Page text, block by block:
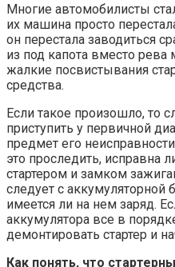
Многие автомобилисты
их машина просто
он перестала заводиться
из под капота вместо
жалкие посвистывания
средства.
Если такое произошло, то
приступить у первичной
предмет его
это проследить, исправна
стартером и замком
следует с аккумуляторной
имеется ли на нем заряд.
аккумулятора все в
демонтировать стартер и
Как понять, что